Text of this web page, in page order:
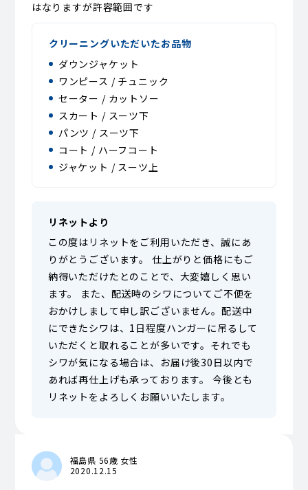
はなりますが許容範囲です
クリーニングいただいたお品物
ダウンジャケット
ワンピース / チュニック
セーター / カットソー
スカート / スーツ下
パンツ / スーツ下
コート / ハーフコート
ジャケット / スーツ上
リネットより
この度はリネットをご利用いただき、誠にあ
りがとうございます。 仕上がりと価格にもご
納得いただけたとのことで、大変嬉しく思い
ます。 また、配送時のシワについてご不便を
おかけしまして申し訳ございません。配送中
にできたシワは、1日程度ハンガーに吊るして
いただくと取れることが多いです。それでも
シワが気になる場合は、お届け後30日以内で
あれば再仕上げも承っております。 今後とも
リネットをよろしくお願いいたします。
福島県 56歳 女性
2020.12.15